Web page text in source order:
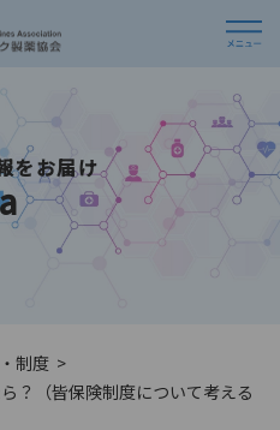
をお届け
制度
？（皆保険制度について考える